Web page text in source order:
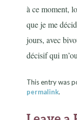
à ce moment,
que je me
jours, avec
décisif qui
This entry was
permalink.